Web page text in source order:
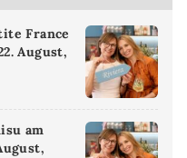
France
August,
am